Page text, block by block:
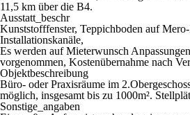
11,5 km über die B4.
Ausstatt_beschr
Kunststofffenster, Teppichboden auf
Installationskanäle,
Es werden auf Mieterwunsch
vorgenommen, Kostenübernahme nach
Objektbeschreibung
Büro- oder Praxisräume im
möglich, insgesamt bis zu 1000m².
Sonstige_angaben